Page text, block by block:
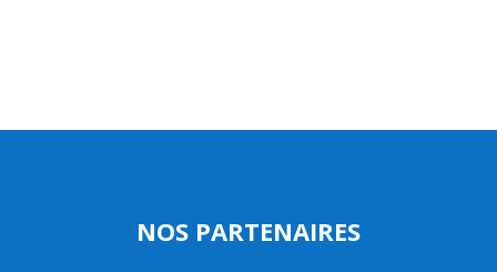
NOS PARTENAIRES